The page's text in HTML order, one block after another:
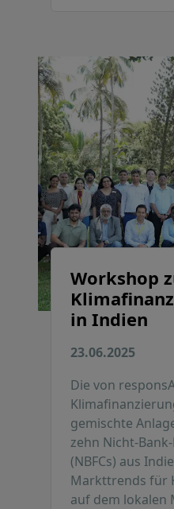
Workshop
in Indien
23.06.2025
Die von
gemischte
zehn Nicht-
(NBFCs) aus
Markttrends für
auf dem lokalen